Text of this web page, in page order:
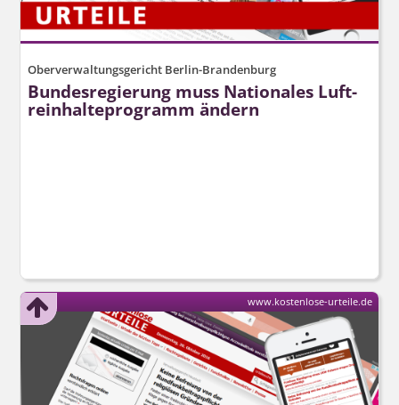
Oberverwaltungsgericht Berlin-Brandenburg
Bundesregierung muss Nationales Luft­
reinhalte­programm ändern
www.kostenlose-urteile.de